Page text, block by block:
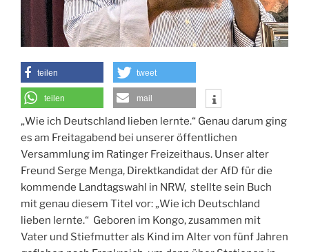
teilen tweet
teilen mail
„Wie ich Deutschland lieben lernte.“ Genau darum ging
es am Freitagabend bei unserer öffentlichen
Versammlung im Ratinger Freizeithaus. Unser alter
Freund Serge Menga, Direktkandidat der AfD für die
kommende Landtagswahl in NRW, stellte sein Buch
mit genau diesem Titel vor: „Wie ich Deutschland
lieben lernte.“ Geboren im Kongo, zusammen mit
Vater und Stiefmutter als Kind im Alter von fünf Jahren